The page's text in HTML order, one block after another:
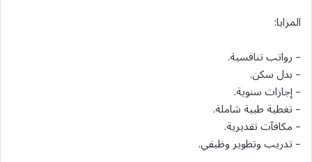
المزايا:
– رواتب تنافسية.
– بدل سكن.
– إجازات سنوية.
– تغطية طبية شاملة.
– مكافآت تقديرية.
– تدريب وتطوير وظيفي.